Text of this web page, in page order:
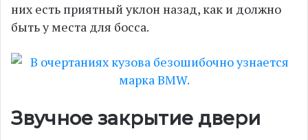
них есть приятный уклон назад, как и должно
быть у места для босса.
Звучное закрытие двери